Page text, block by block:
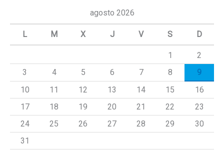
a
agosto 2026
L M X J V S D
1
2
3
4 5 6 7 8
9
10
11 12 13 14 15
16
17
18 19 20 21 22
23
24
25 26 27 28 29
30
31